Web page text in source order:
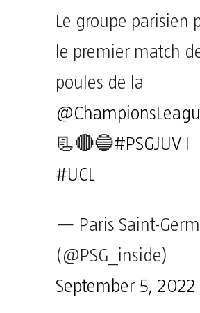
Le groupe parisien
le premier match
poules de la
📃🔴🔵#PSGJUV
#UCL
— Paris Saint-
(@PSG_inside)
September 5, 2022